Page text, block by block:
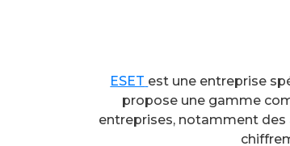
ESET est une entreprise
propose une gamme
entreprises, notamment des